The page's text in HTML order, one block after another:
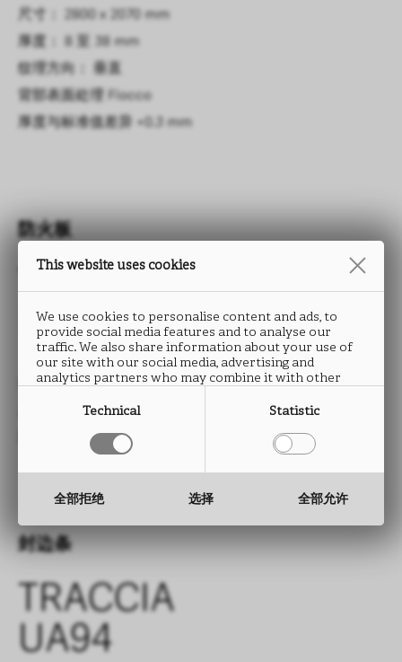
尺寸： 2800 x 2070 mm
厚度： 8 至 38 mm
纹理方向： 垂直
背部表面处理
Fiocco
厚度与标准值差异
+0.3 mm
防火板
TRACCIA
UA94
类型： HPL防火板
尺寸： 2760 x 2040 mm
厚度： 0.9 mm
封边条
TRACCIA
UA94
This website uses cookies
We use cookies to personalise content and ads, to
provide social media features and to analyse our
traffic. We also share information about your use of
our site with our social media, advertising and
analytics partners who may combine it with other
they have collected from your use of their services.
Technical Statistic
全部拒绝 选择 全部允许